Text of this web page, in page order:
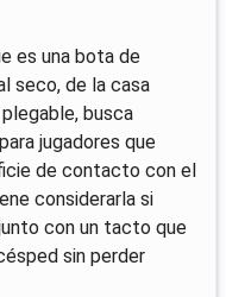
es una bota de
seco, de la casa
busca
jugadores que
de contacto con el
considerarla si
con un tacto que
sin perder